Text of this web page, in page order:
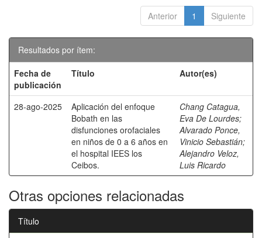
Anterior 1 Siguiente
Resultados por ítem:
Fecha de
publicación
Título Autor(es)
28-ago-2025
Aplicación del enfoque
Bobath en las
disfunciones orofaciales
en niños de 0 a 6 años en
el hospital IEES los
Ceibos.
Chang Catagua,
Eva De Lourdes;
Alvarado Ponce,
Vinicio Sebastián;
Alejandro Veloz,
Luis Ricardo
Otras opciones relacionadas
Título